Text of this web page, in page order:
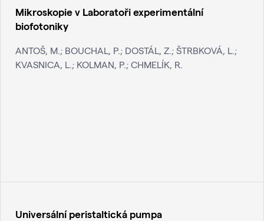
Mikroskopie v Laboratoři experimentální
biofotoniky
ANTOŠ, M.; BOUCHAL, P.; DOSTÁL, Z.; ŠTRBKOVÁ, L.;
KVASNICA, L.; KOLMAN, P.; CHMELÍK, R.
Universální peristaltická pumpa